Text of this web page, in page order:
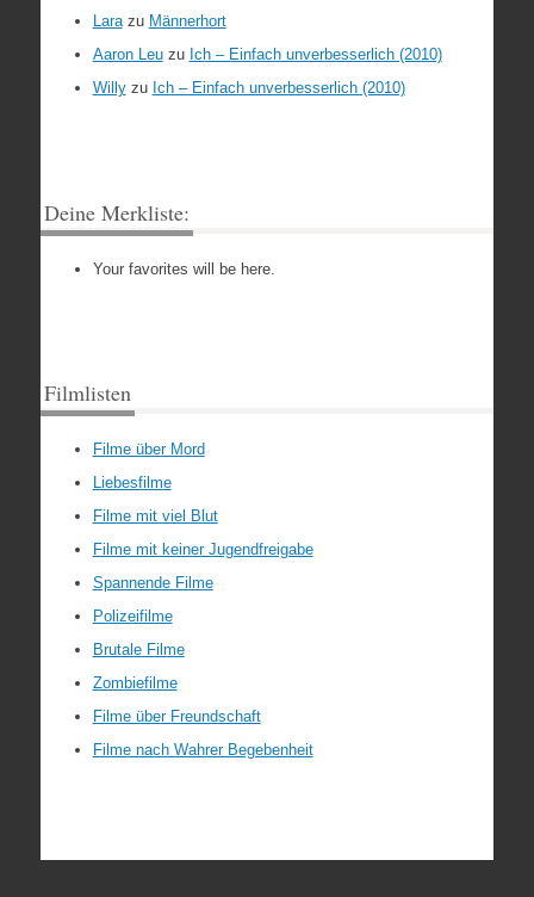
Larazu Männerhort
Aaron Leuzu Ich – Einfach unverbesserlich (2010)
Willyzu Ich – Einfach unverbesserlich (2010)
Deine Merkliste:
Your favorites will be here.
Filmlisten
Filme über Mord
Liebesfilme
Filme mit viel Blut
Filme mit keiner Jugendfreigabe
Spannende Filme
Polizeifilme
Brutale Filme
Zombiefilme
Filme über Freundschaft
Filme nach Wahrer Begebenheit